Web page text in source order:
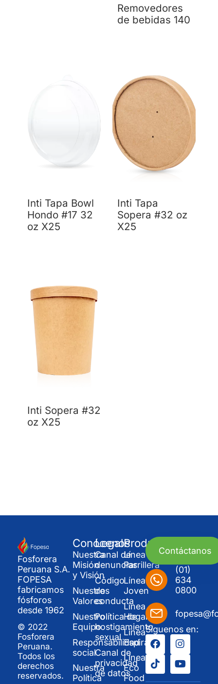
Removedores
de bebidas 140
Inti Tapa Bowl
Hondo #17 32
oz X25
Inti Tapa
Sopera #32 oz
X25
Inti Sopera #32
oz X25
Fosforera
Peruana S.A.
FOPESA
fabricamos
fósforos
desde 1962
© 2022
Fosforera
Peruana.
Todos los
derechos
reservados.
Conócenos
Nuestra
Misión
y Visión
Nuestros
Valores
Nuestro
Equipo
Responsabilidad
social
Nuestra
Política
Legal
Canal de
denuncias
Código
de
conducta
Política de
hostigamiento
sexual
Canal de
privacidad
de datos
Productos
Línea
Parrillera
Línea
Joven
Línea
Hogar
Línea
Espirales
Línea
Eco
Food
Contáctanos
(01)
634
0800
Síguenos en: